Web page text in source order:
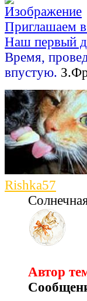
Приглашаем
Наш первый
Время,
впустую.
Rishka57
Автор